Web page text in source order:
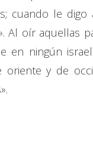
le digo a
Al oír
en ningún
oriente y de